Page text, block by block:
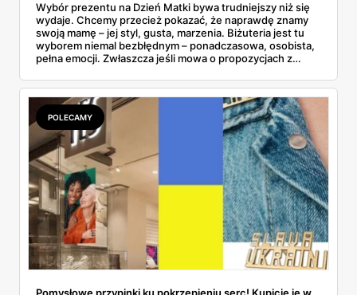
Wybór prezentu na Dzień Matki bywa trudniejszy niż się
wydaje. Chcemy przecież pokazać, że naprawdę znamy
swoją mamę – jej styl, gusta, marzenia. Biżuteria jest tu
wyborem niemal bezbłędnym – ponadczasowa, osobista,
pełna emocji. Zwłaszcza jeśli mowa o propozycjach z
symbolikę i atrakcyjne promocje. Co ważne, marka
przygotowała wyjątkową niespodziankę: 100 zł w
prezencie przy zakupach za minimum 500 zł – idealny
moment, by spełnić marzenie mamy... i nieco
zaoszczędzić. Złoto, srebro, perły, cyrkonie – propozycji
nie brakuje. Wśród nich znajdziemy coś zarówno dla
miłośniczek minimalizmu, jak i kobiet ceniących bardziej
wyraziste formy. To co, gotowi na inspiracje?
POLECAMY